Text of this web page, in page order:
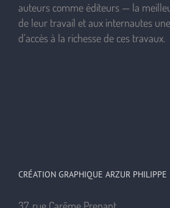
auteurs comme éditeurs — la
de leur travail et aux internautes
d’accès à la richesse de ces travaux.
CRÉATION GRAPHIQUE ARZUR PHILIPPE